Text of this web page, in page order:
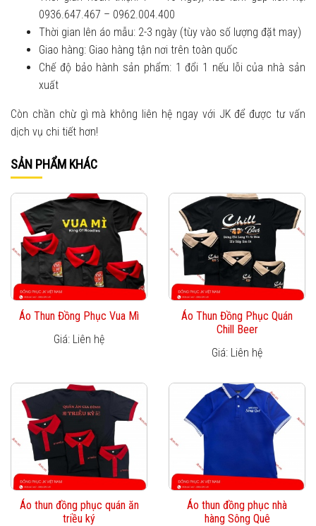
0936.647.467 – 0962.004.400
Thời gian lên áo mẫu: 2-3 ngày (tùy vào số lượng đặt may)
Giao hàng: Giao hàng tận nơi trên toàn quốc
Chế độ bảo hành sản phẩm: 1 đổi 1 nếu lỗi của nhà sản
xuất
Còn chần chừ gì mà không liên hệ ngay với JK để được tư vấn
dịch vụ chi tiết hơn!
SẢN PHẨM KHÁC
Áo Thun Đồng Phục Vua Mì
Giá: Liên hệ
Áo Thun Đồng Phục Quán
Chill Beer
Giá: Liên hệ
Áo thun đồng phục quán ăn
triều ký
Áo thun đồng phục nhà
hàng Sông Quê